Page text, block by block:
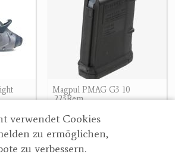
verwendet Cookies
zu ermöglichen,
zu verbessern.
€
Magpul PMAG G3 10
.223Rem